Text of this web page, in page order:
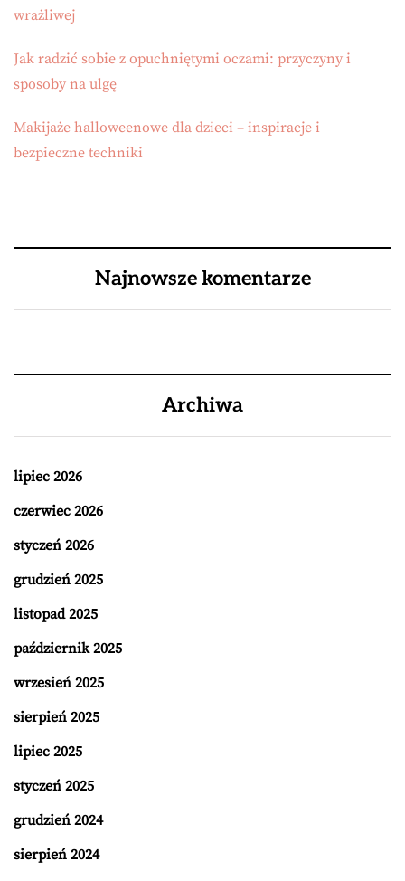
wrażliwej
Jak radzić sobie z opuchniętymi oczami: przyczyny i
sposoby na ulgę
Makijaże halloweenowe dla dzieci – inspiracje i
bezpieczne techniki
Najnowsze komentarze
Archiwa
lipiec 2026
czerwiec 2026
styczeń 2026
grudzień 2025
listopad 2025
październik 2025
wrzesień 2025
sierpień 2025
lipiec 2025
styczeń 2025
grudzień 2024
sierpień 2024